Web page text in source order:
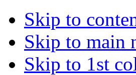
Skip to
Skip to main
Skip to 1st